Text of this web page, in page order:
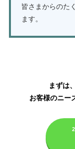
皆さまからのた
ます。
まずは
お客様のニー